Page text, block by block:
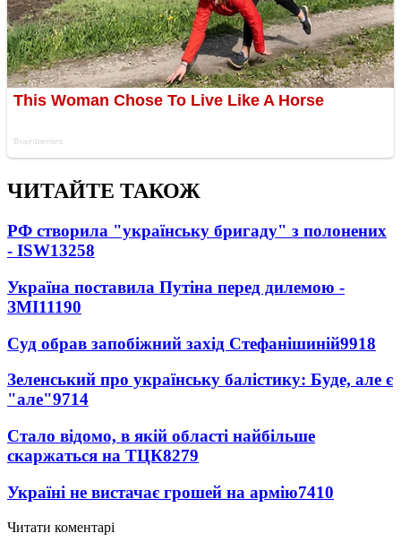
ЧИТАЙТЕ ТАКОЖ
РФ створила "українську бригаду" з полонених
- ISW13258
Україна поставила Путіна перед дилемою -
ЗМІ11190
Суд обрав запобіжний захід Стефанішиній9918
Зеленський про українську балістику: Буде, але є
"але"9714
Стало відомо, в якій області найбільше
скаржаться на ТЦК8279
Україні не вистачає грошей на армію7410
Читати коментарі